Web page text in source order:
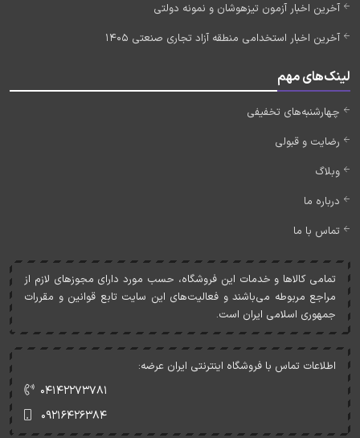
آخرین اخبار آزمون تیزهوشان و نمونه دولتی
آخرین اخبار استخدامی منطقه آزاد تجاری صنعتی 1405
لینک‌های مهم
چهارشنبه‌های تخفیفی
رضایت و قبولی
وبلاگ
درباره ما
تماس با ما
تمامی کالاها و خدمات اين فروشگاه، حسب مورد دارای مجوزهای لازم از
مراجع مربوطه می‌باشند و فعاليت‌های اين سايت تابع قوانين و مقررات
جمهوری اسلامی ايران است.
اطلاعات تماس با فروشگاه اینترنتی ایران عرضه:
۰۴۱۴۲۲۷۳۷۸۱
۰۹۲۱۶۴۲۶۳۸۴